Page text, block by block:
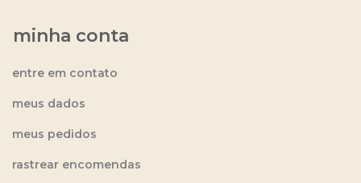
minha conta
entre em contato
meus dados
meus pedidos
rastrear encomendas